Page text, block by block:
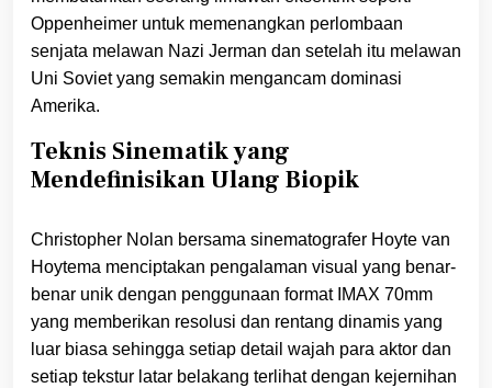
Oppenheimer untuk memenangkan perlombaan
senjata melawan Nazi Jerman dan setelah itu melawan
Uni Soviet yang semakin mengancam dominasi
Amerika.
Teknis Sinematik yang
Mendefinisikan Ulang Biopik
Christopher Nolan bersama sinematografer Hoyte van
Hoytema menciptakan pengalaman visual yang benar-
benar unik dengan penggunaan format IMAX 70mm
yang memberikan resolusi dan rentang dinamis yang
luar biasa sehingga setiap detail wajah para aktor dan
setiap tekstur latar belakang terlihat dengan kejernihan